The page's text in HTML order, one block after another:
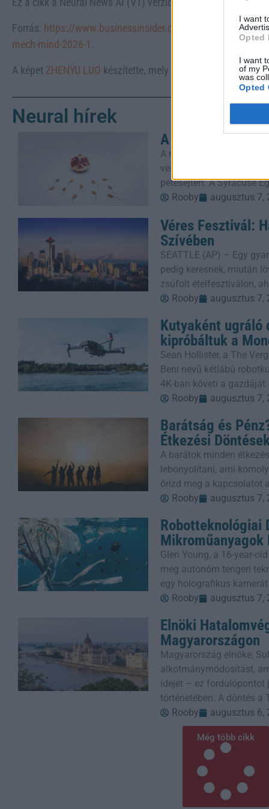
I want
Opted
I want
of my
was
Opted
Forrás: https://www.businessinsider.com/humanoid-robots-
mech-mind-2026-1 .
A képet ZHENYU LUO készítette, mely az -on
Neural hírek
A Hímivarsejtek
A megtermékenyítést
versenyt, amelyben több
petesejtért. A Syracuse
Rooby
augusztus 7,
Véres Fesztivál:
Szívében
SEATTLE (AP) – Egy
pedig keresnek, miután
zsúfolt ételfesztiválon,
Rooby
augusztus 7,
Kutyaként ugráló
kipróbáltuk a
Sean Hollister, a The
Beni nevű kétlábú
4K-ban követi a
Rooby
augusztus 7,
Barátság és
Étkezési
A barátok minden
lebonyolítani, ami
őrizd meg a kapcsolatot
Rooby
augusztus 7,
Robotteknológiai
Mikroműanyagok
Glen Young, a 16-year-
meg autonóm tengeri
egy holografikus
Rooby
augusztus 7,
Elnöki
Magyarországon
Magyarország elnöke,
alkotmánymódosítást,
idejét – ez fordulópontot
történetében. A döntés a
Rooby
augusztus 6,
Még több cikk